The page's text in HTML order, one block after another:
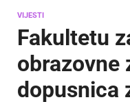
VIJESTI
Fakultetu
obrazovne
dopusnica